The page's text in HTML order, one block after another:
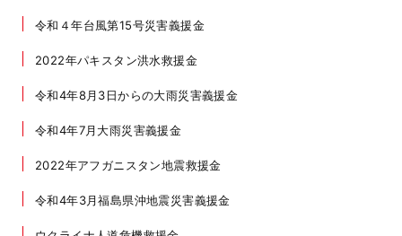
令和４年台風第15号災害義援金
2022年パキスタン洪水救援金
令和4年8月3日からの大雨災害義援金
令和4年7月大雨災害義援金
2022年アフガニスタン地震救援金
令和4年3月福島県沖地震災害義援金